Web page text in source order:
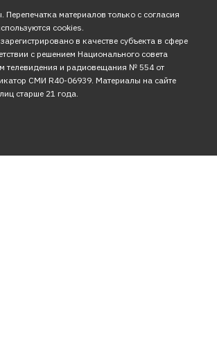
материалов только с согласия
cookies.
в качестве субъекта в сфере
с решением Национального совета
телевидения и радиовещания № 554 от
СМИ R40-06939. Материалы на сайте
старше 21 года.